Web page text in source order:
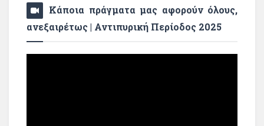
Κάποια πράγματα μας αφορούν όλους,
ανεξαιρέτως | Αντιπυρική Περίοδος 2025